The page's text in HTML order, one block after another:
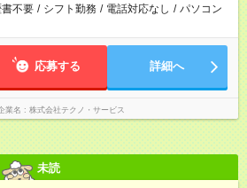
書不要 / シフト勤務 / 電話対応なし / パソコン
応募する 詳細へ
業名 株式会社テクノ・サービス
未読